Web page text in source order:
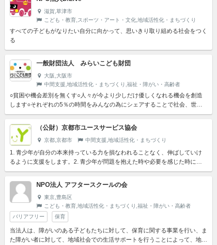
滋賀,草津市
こども・教育,スポーツ・アート・文化,地域活性化・まちづくり
すべての子どもがなりたい自分に向かって、思いきり取り組める社会をつく
る
一般財団法人 みらいこども財団
大阪,大阪市
中間支援,地域活性化・まちづくり,福祉・障がい・高齢者
○貧困や機会差別を無くす○人々が今より少しだけ優しくなれる機会を創造
します○それぞれの5％の時間をみんなの為にシェアすることで社会、世界
を変える
（公財）京都市ユースサービス協会
京都,京都市 中間支援,地域活性化・まちづくり
1. 青少年が自分の本来持っている力を損なわれることなく、伸ばしていけ
るように支援をします。2. 青少年が問題を抱えた時や必要を感じた時に、
課題を自ら乗り越えたり解決していくための力を獲得できる...
NPO法人 アフタースクールの会
東京,豊島区
こども・教育,地域活性化・まちづくり,福祉・障がい・高齢者
バリアフリー
保育
当法人は、障がいのある子どもたちに対して、保育に関する事業を行い、ま
た障がい者に対して、地域社会での生活サポートを行うことによって、地域